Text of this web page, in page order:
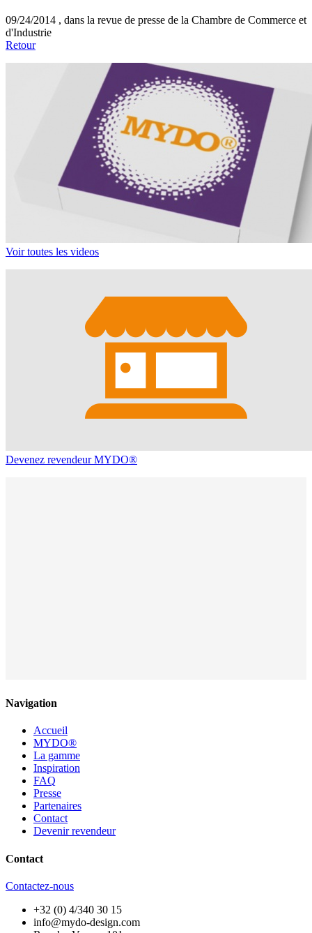
09/24/2014 , dans la revue de presse de la Chambre de Commerce et
d'Industrie
Retour
Voir toutes les videos
Devenez revendeur MYDO®
Navigation
Accueil
MYDO®
La gamme
Inspiration
FAQ
Presse
Partenaires
Contact
Devenir revendeur
Contact
Contactez-nous
+32 (0) 4/340 30 15
info@mydo-design.com